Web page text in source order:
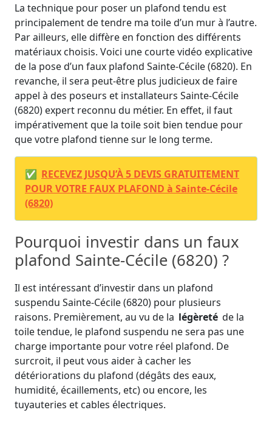
La technique pour poser un plafond tendu est
principalement de tendre ma toile d’un mur à l’autre.
Par ailleurs, elle diffère en fonction des différents
matériaux choisis. Voici une courte vidéo explicative
de la pose d’un faux plafond Sainte-Cécile (6820). En
revanche, il sera peut-être plus judicieux de faire
appel à des poseurs et installateurs Sainte-Cécile
(6820) expert reconnu du métier. En effet, il faut
impérativement que la toile soit bien tendue pour
que votre plafond tienne sur le long terme.
✅ RECEVEZ JUSQU’À 5 DEVIS GRATUITEMENT
POUR VOTRE FAUX PLAFOND à Sainte-Cécile
(6820)
Pourquoi investir dans un faux
plafond Sainte-Cécile (6820) ?
Il est intéressant d’investir dans un plafond
suspendu Sainte-Cécile (6820) pour plusieurs
raisons. Premièrement, au vu de la légèreté de la
toile tendue, le plafond suspendu ne sera pas une
charge importante pour votre réel plafond. De
surcroit, il peut vous aider à cacher les
détériorations du plafond (dégâts des eaux,
humidité, écaillements, etc) ou encore, les
tuyauteries et cables électriques.